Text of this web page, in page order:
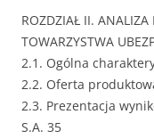
ROZDZIAŁ II. ANALIZA
TOWARZYSTWA
2.1. Ogólna
2.2. Oferta
2.3. Prezentacja
S.A. 35